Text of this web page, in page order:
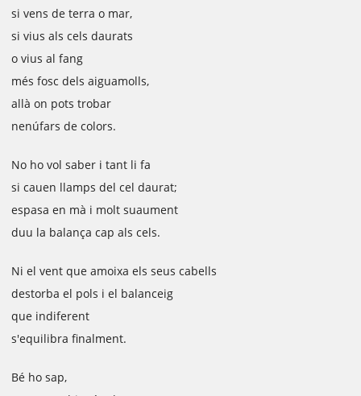
si vens de terra o mar,
si vius als cels daurats
o vius al fang
més fosc dels aiguamolls,
allà on pots trobar
nenúfars de colors.
No ho vol saber i tant li fa
si cauen llamps del cel daurat;
espasa en mà i molt suaument
duu la balança cap als cels.
Ni el vent que amoixa els seus cabells
destorba el pols i el balanceig
que indiferent
s'equilibra finalment.
Bé ho sap,